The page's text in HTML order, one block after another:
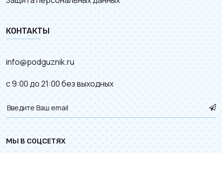
КОНТАКТЫ
info@podguznik.ru
с 9:00 до 21:00 без выходных
МЫ В СОЦСЕТЯХ